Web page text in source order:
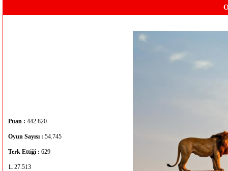
Puan : 442.820
Oyun Sayısı : 54.745
Terk Ettiği : 629
1. 27.513